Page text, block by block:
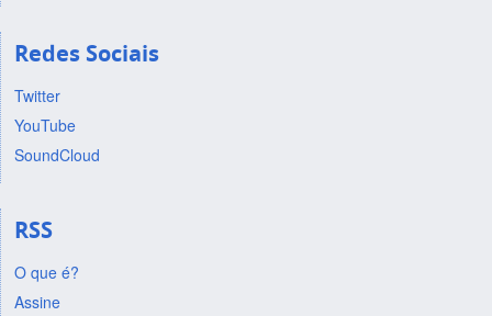
Redes Sociais
Twitter
YouTube
SoundCloud
RSS
O que é?
Assine